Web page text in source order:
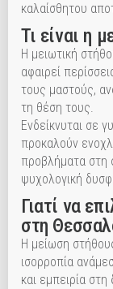
καλαίσθητου
Τι είναι η
Η μειωτική
αφαιρεί
τους μαστούς,
τη θέση τους.
Ενδείκνυται σε
προκαλούν
προβλήματα στη
ψυχολογική
Γιατί να
στη
Η μείωση
ισορροπία
και εμπειρία